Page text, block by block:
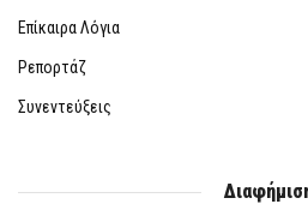
Επίκαιρα Λόγια
Ρεπορτάζ
Συνεντεύξεις